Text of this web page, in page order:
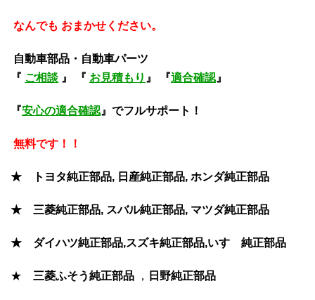
なんでも おまかせください。
自動車部品・自動車パーツ
『 ご相談 』 『 お見積もり 』 『適合確認 』
『安心の適合確認 』でフルサポート！
無料です！！
★ トヨタ純正部品, 日産純正部品, ホンダ純正部品
★ 三菱純正部品, スバル純正部品, マツダ純正部品
★ ダイハツ純正部品,スズキ純正部品,いすゞ純正部品
★ 三菱ふそう純正部品 ， 日野純正部品